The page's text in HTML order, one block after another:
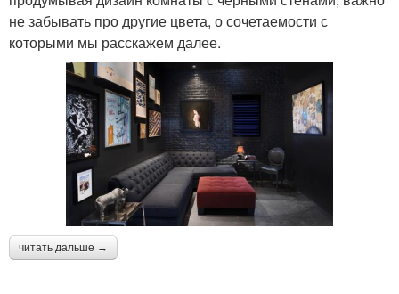
не забывать про другие цвета, о сочетаемости с
которыми мы расскажем далее.
читать дальше →